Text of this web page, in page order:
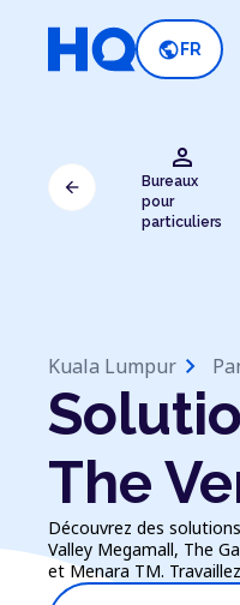
public FR
person
Bureaux
pour
particuliers
arrow_back
Kuala Lumpur chevron_right
The
Découvrez des
Valley Megamall, The
et Menara TM.